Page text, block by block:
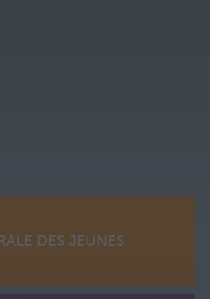
DES JEUNES